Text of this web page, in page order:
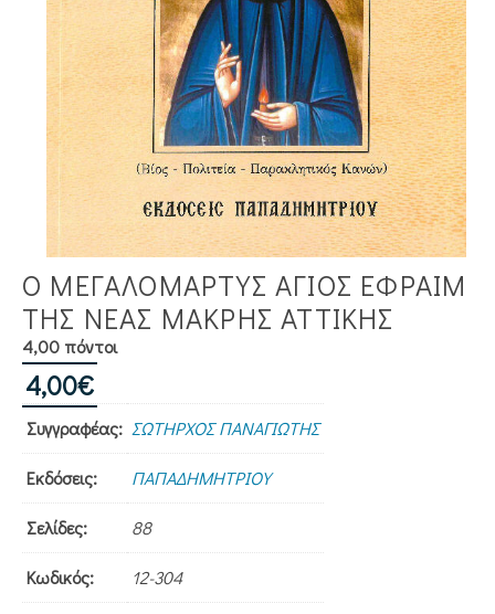
Ο ΜΕΓΑΛΟΜΑΡΤΥΣ ΑΓΙΟΣ ΕΦΡΑΙΜ
ΤΗΣ ΝΕΑΣ ΜΑΚΡΗΣ ΑΤΤΙΚΗΣ
4,00 πόντοι
4,00€
Συγγραφέας: ΣΩΤΗΡΧΟΣ ΠΑΝΑΓΙΩΤΗΣ
Εκδόσεις: ΠΑΠΑΔΗΜΗΤΡΙΟΥ
Σελίδες: 88
Κωδικός: 12-304